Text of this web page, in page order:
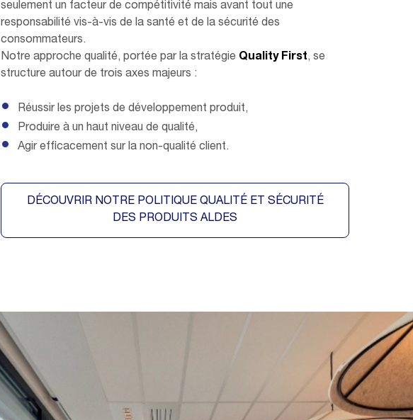
seulement un facteur de compétitivité mais avant tout une
responsabilité vis-à-vis de la santé et de la sécurité des
consommateurs.
Notre approche qualité, portée par la stratégie Quality First, se
structure autour de trois axes majeurs :
Réussir les projets de développement produit,
Produire à un haut niveau de qualité,
Agir efficacement sur la non-qualité client.
DÉCOUVRIR NOTRE POLITIQUE QUALITÉ ET SÉCURITÉ
DES PRODUITS ALDES